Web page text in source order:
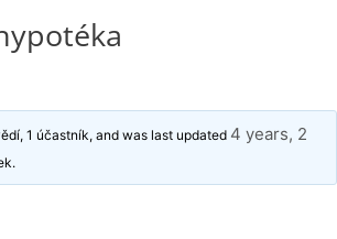
1 účastník, and was last updated 4 years, 2
.